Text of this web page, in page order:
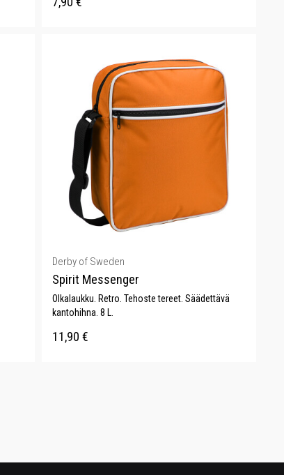
Derby of Sweden
Spirit Messenger
Olkalaukku. Retro. Tehoste tereet. Säädettävä
kantohihna. 8 L.
11,90 €